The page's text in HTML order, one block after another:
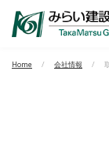
Home 会社情報